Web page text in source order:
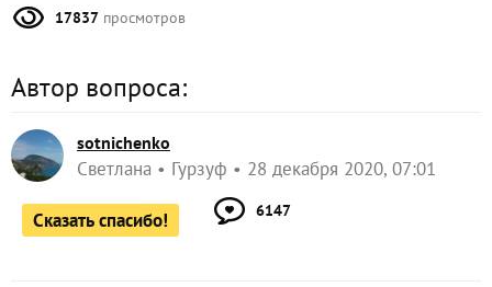
17837 просмотров
Автор вопроса:
sotnichenko
Светлана Гурзуф 28 декабря 2020, 07:01
Сказать спасибо! 6147